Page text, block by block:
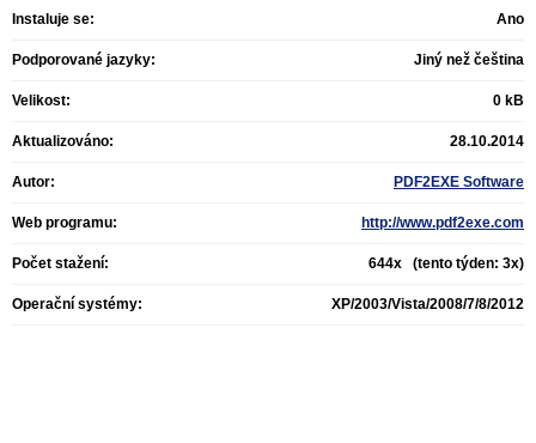
Instaluje se: Ano
Podporované jazyky: Jiný než čeština
Velikost: 0 kB
Aktualizováno: 28.10.2014
Autor: PDF2EXE Software
Web programu: http://www.pdf2exe.com
Počet stažení: 644x (tento týden: 3x)
Operační systémy: XP/2003/Vista/2008/7/8/2012